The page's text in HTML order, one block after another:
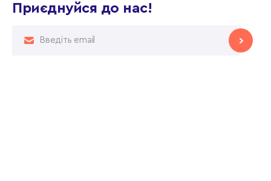
Приєднуйся до нас!